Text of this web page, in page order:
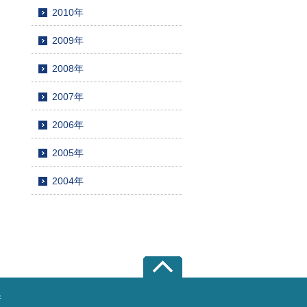
2010年
2009年
2008年
2007年
2006年
2005年
2004年